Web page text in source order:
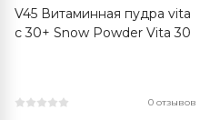
V45 Витаминная пудра vita
c 30+ Snow Powder Vita 30
0 отзывов